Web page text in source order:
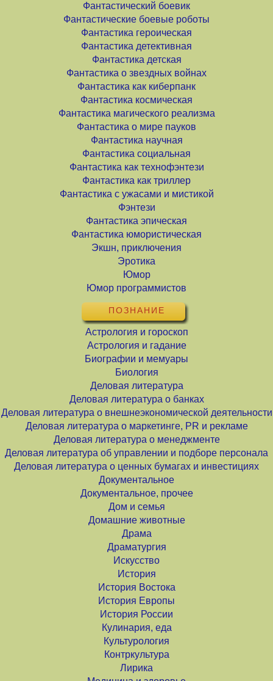
Фантастический боевик
Фантастические боевые роботы
Фантастика героическая
Фантастика детективная
Фантастика детская
Фантастика о звездных войнах
Фантастика как киберпанк
Фантастика космическая
Фантастика магического реализма
Фантастика о мире пауков
Фантастика научная
Фантастика социальная
Фантастика как технофэнтези
Фантастика как триллер
Фантастика с ужасами и мистикой
Фэнтези
Фантастика эпическая
Фантастика юмористическая
Экшн, приключения
Эротика
Юмор
Юмор программистов
ПОЗНАНИЕ
Астрология и гороскоп
Астрология и гадание
Биографии и мемуары
Биология
Деловая литература
Деловая литература о банках
Деловая литература о внешнеэкономической деятельности
Деловая литература о маркетинге, PR и рекламе
Деловая литература о менеджменте
Деловая литература об управлении и подборе персонала
Деловая литература о ценных бумагах и инвестициях
Документальное
Документальное, прочее
Дом и семья
Домашние животные
Драма
Драматургия
Искусство
История
История Востока
История Европы
История России
Кулинария, еда
Культурология
Контркультура
Лирика